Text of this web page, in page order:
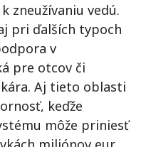
zneužívaniu vedú.
pri ďalších typoch
v
pre otcov či
Aj tieto oblasti
keďže
môže priniesť